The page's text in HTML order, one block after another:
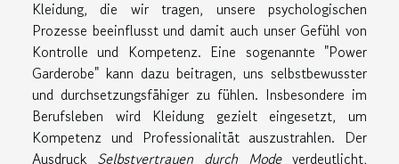
Kleidung, die wir tragen, unsere psychologischen
Prozesse beeinflusst und damit auch unser Gefühl von
Kontrolle und Kompetenz. Eine sogenannte "Power
Garderobe" kann dazu beitragen, uns selbstbewusster
und durchsetzungsfähiger zu fühlen. Insbesondere im
Berufsleben wird Kleidung gezielt eingesetzt, um
Kompetenz und Professionalität auszustrahlen. Der
Ausdruck Selbstvertrauen durch Modeverdeutlicht,